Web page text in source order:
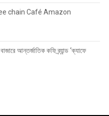
chain Café Amazon
আন্তর্জাতিক কফি ব্র্যান্ড ‘ক্যাফে